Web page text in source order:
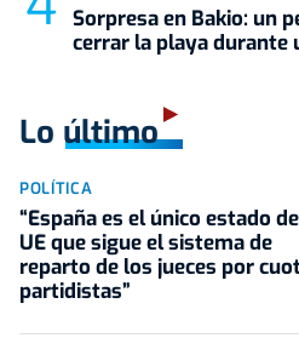
Sorpresa en Bakio: un
cerrar la playa durante
Lo último
POLÍTICA
“España es el único estado
UE que sigue el sistema de
reparto de los jueces por
partidistas”